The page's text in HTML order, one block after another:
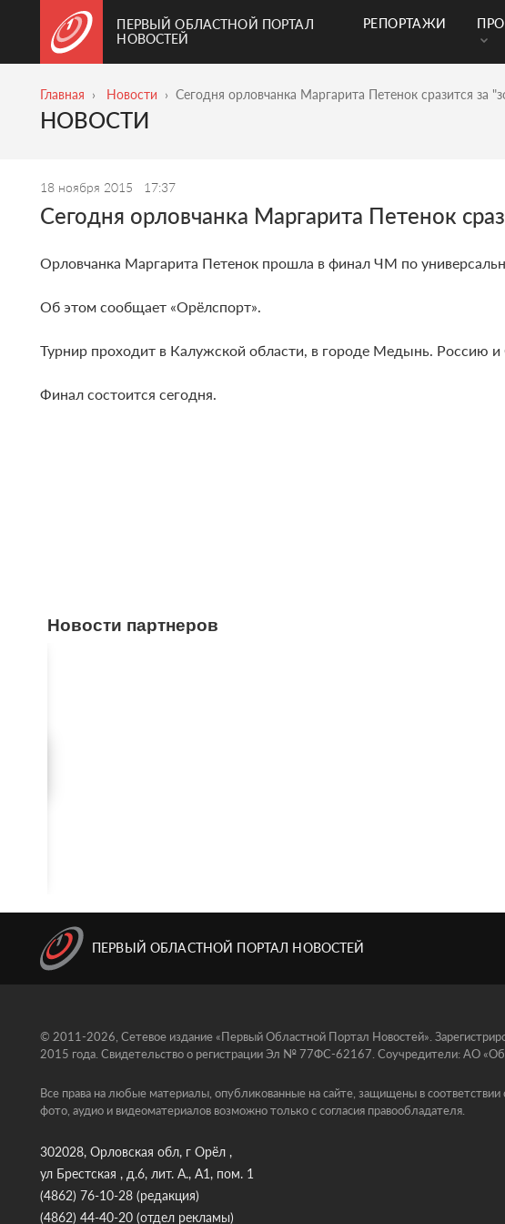
ПЕРВЫЙ ОБЛАСТНОЙ ПОРТАЛ
НОВОСТЕЙ
РЕПОРТАЖИ
Главная Новости Сегодня орловчанка Маргарита Петенок сразится за
НОВОСТИ
18 ноября 2015 17:37
Сегодня орловчанка Маргарита Петенок
Орловчанка Маргарита Петенок прошла в финал ЧМ по
Об этом сообщает «Орёлспорт».
Турнир проходит в Калужской области, в городе Медынь. Россию и
Финал состоится сегодня.
Новости партнеров
ПЕРВЫЙ ОБЛАСТНОЙ ПОРТАЛ НОВОСТЕЙ
© 2011-2026, Сетевое издание «Первый Областной Портал Новостей».
2015 года. Свидетельство о регистрации Эл № 77ФС-62167. Соучредители: АО
Все права на любые материалы, опубликованные на сайте, защищены в
фото, аудио и видеоматериалов возможно только с согласия правообладателя.
302028, Орловская обл, г Орёл ,
ул Брестская , д.6, лит. А., А1, пом. 1
(4862) 76-10-28 (редакция)
(4862) 44-40-20 (отдел рекламы)